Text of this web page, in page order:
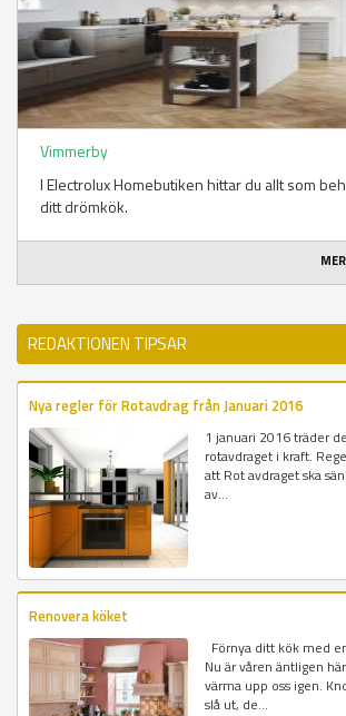
Vimmerby
I Electrolux Homebutiken hittar du allt som
ditt drömkök.
REDAKTIONEN TIPSAR
Nya regler för Rotavdrag från Januari 2016
1 januari 2016 träder
rotavdraget i kraft.
att Rot avdraget ska
av...
Renovera köket
Förnya ditt kök med
Nu är våren äntligen
värma upp oss igen.
slå ut, de...